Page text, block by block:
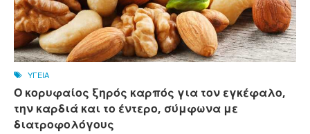
ΥΓΕΙΑ
Ο κορυφαίος ξηρός καρπός για τον εγκέφαλο,
την καρδιά και το έντερο, σύμφωνα με
διατροφολόγους